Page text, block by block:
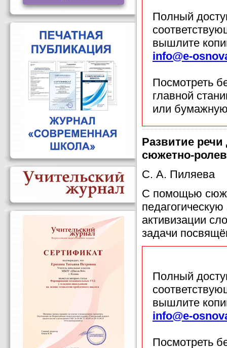
Полный
вышлите
info@e-
Посмотреть
главной
или
Развитие
сюжетно-
С. А. Пиляева
С помощью
активизации
задачи
Полный
вышлите
info@e-
Посмотреть